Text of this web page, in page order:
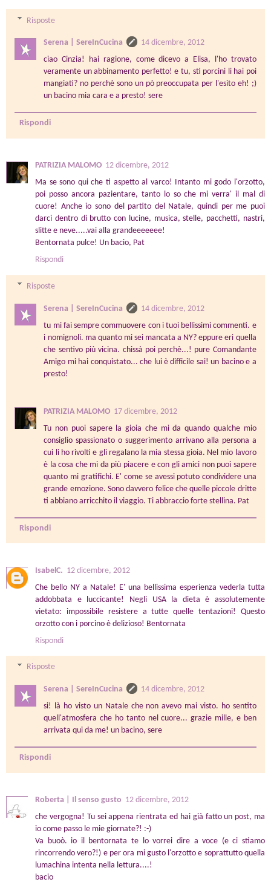
Risposte
Serena | SereInCucina
14 dicembre, 2012
ciao Cinzia! hai ragione, come dicevo a Elisa, l'ho trovato
veramente un abbinamento perfetto! e tu, sti porcini li hai poi
mangiati? no perchè sono un pò preoccupata per l'esito eh! ;)
un bacino mia cara e a presto! sere
Rispondi
PATRIZIA MALOMO 12 dicembre, 2012
Ma se sono qui che ti aspetto al varco! Intanto mi godo l'orzotto,
poi posso ancora pazientare, tanto lo so che mi verra' il mal di
cuore! Anche io sono del partito del Natale, quindi per me puoi
darci dentro di brutto con lucine, musica, stelle, pacchetti, nastri,
slitte e neve.....vai alla grandeeeeeee!
Bentornata pulce! Un bacio, Pat
Rispondi
Risposte
Serena | SereInCucina
14 dicembre, 2012
tu mi fai sempre commuovere con i tuoi bellissimi commenti. e
i nomignoli. ma quanto mi sei mancata a NY? eppure eri quella
che sentivo più vicina. chissà poi perchè...! pure Comandante
Amigo mi hai conquistato... che lui è difficile sai! un bacino e a
presto!
PATRIZIA MALOMO 17 dicembre, 2012
Tu non puoi sapere la gioia che mi da quando qualche mio
consiglio spassionato o suggerimento arrivano alla persona a
cui li ho rivolti e gli regalano la mia stessa gioia. Nel mio lavoro
è la cosa che mi da più piacere e con gli amici non puoi sapere
quanto mi gratifichi. E' come se avessi potuto condividere una
grande emozione. Sono davvero felice che quelle piccole dritte
ti abbiano arricchito il viaggio. Ti abbraccio forte stellina. Pat
Rispondi
IsabelC. 12 dicembre, 2012
Che bello NY a Natale! E' una bellissima esperienza vederla tutta
addobbata e luccicante! Negli USA la dieta è assolutemente
vietato: impossibile resistere a tutte quelle tentazioni! Questo
orzotto con i porcino è delizioso! Bentornata
Rispondi
Risposte
Serena | SereInCucina
14 dicembre, 2012
si! là ho visto un Natale che non avevo mai visto. ho sentito
quell'atmosfera che ho tanto nel cuore... grazie mille, e ben
arrivata qui da me! un bacino, sere
Rispondi
Roberta | Il senso gusto 12 dicembre, 2012
che vergogna! Tu sei appena rientrata ed hai già fatto un post, ma
io come passo le mie giornate?! :-)
Va buoò. io il bentornata te lo vorrei dire a voce (e ci stiamo
rincorrendo vero?!) e per ora mi gusto l'orzotto e soprattutto quella
lumachina intenta nella lettura....!
bacio